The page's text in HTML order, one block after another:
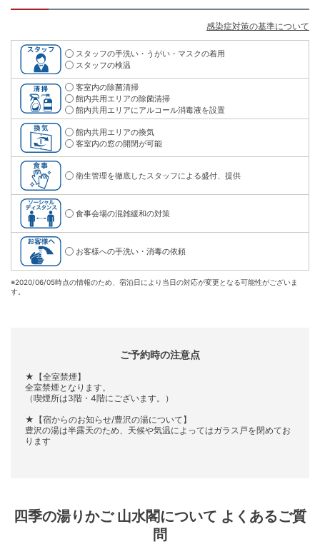
感染症対策の基準について
スタッフの手洗い・うがい・マスクの着用
スタッフの検温
客室内の除菌清掃
館内共用エリアの除菌清掃
館内共用エリアにアルコール消毒液を設置
館内共用エリアの換気
客室内の窓の開閉が可能
衛生管理を徹底したスタッフによる盛付、提供
食事会場の混雑緩和の対策
お客様への手洗い・消毒の依頼
※2020/06/05時点の情報のため、宿泊日により当日の対応が変更となる可能性がございま
す。
ご予約時の注意点
★【全室禁煙】
全室禁煙となります。
（喫煙所は3階・4階にございます。）
★【宿からのお知らせ/豊沢の湯について】
豊沢の湯は半露天のため、天候や気温によってはガラス戸を閉めてお
ります
四季の湯りかご 山水閣について よくあるご質
問